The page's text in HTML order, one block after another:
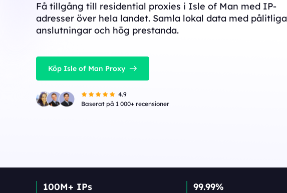
Få tillgång till residential proxies i Isle of Man med IP-
adresser över hela landet. Samla lokal data med pålitliga
anslutningar och hög prestanda.
Köp Isle of Man Proxy
4.9
Baserat på 1 000+ recensioner
100M+ IPs 99.99%